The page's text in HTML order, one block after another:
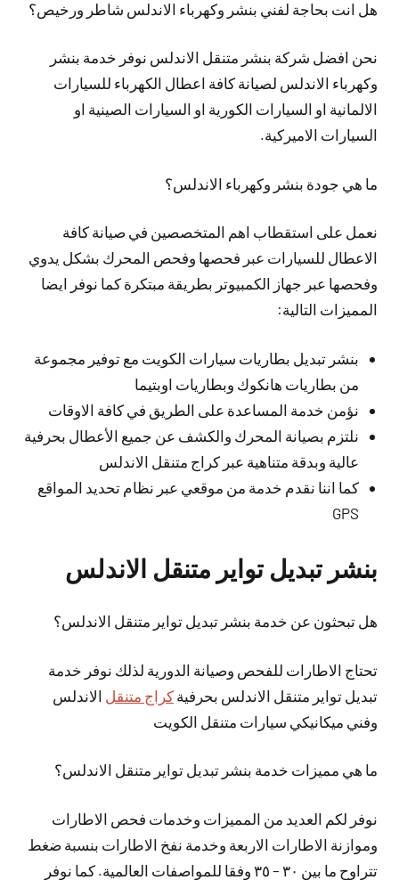
هل انت بحاجة لفني بنشر وكهرباء الاندلس شاطر ورخيص؟
نحن افضل شركة بنشر متنقل الاندلس نوفر خدمة بنشر
وكهرباء الاندلس لصيانة كافة اعطال الكهرباء للسيارات
الالمانية او السيارات الكورية او السيارات الصينية او
السيارات الاميركية.
ما هي جودة بنشر وكهرباء الاندلس؟
نعمل على استقطاب اهم المتخصصين في صيانة كافة
الاعطال للسيارات عبر فحصها وفحص المحرك بشكل يدوي
وفحصها عبر جهاز الكمبيوتر بطريقة مبتكرة كما نوفر ايضا
المميزات التالية:
بنشر تبديل بطاريات سيارات الكويت مع توفير مجموعة
من بطاريات هانكوك وبطاريات اوبتيما
نؤمن خدمة المساعدة على الطريق في كافة الاوقات
نلتزم بصيانة المحرك والكشف عن جميع الأعطال بحرفية
عالية وبدقة متناهية عبر كراج متنقل الاندلس
كما اننا نقدم خدمة من موقعي عبر نظام تحديد المواقع
GPS
بنشر تبديل تواير متنقل الاندلس
هل تبحثون عن خدمة بنشر تبديل تواير متنقل الاندلس؟
تحتاج الاطارات للفحص وصيانة الدورية لذلك نوفر خدمة
تبديل تواير متنقل الاندلس بحرفية كراج متنقل الاندلس
وفني ميكانيكي سيارات متنقل الكويت
ما هي مميزات خدمة بنشر تبديل تواير متنقل الاندلس؟
نوفر لكم العديد من المميزات وخدمات فحص الاطارات
وموازنة الاطارات الاربعة وخدمة نفخ الاطارات بنسبة ضغط
تتراوح ما بين ٣٠ – ٣٥ وفقا للمواصفات العالمية. كما نوفر